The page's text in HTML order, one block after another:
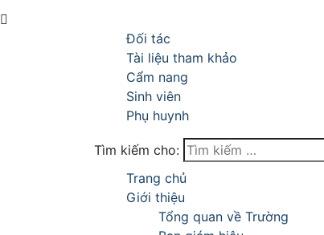
Đối tác
Tài liệu tham khảo
Cẩm nang
Sinh viên
Phụ huynh
Tìm kiếm cho:
Trang chủ
Giới thiệu
Tổng quan về Trường